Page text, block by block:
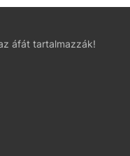
áfát tartalmazzák!